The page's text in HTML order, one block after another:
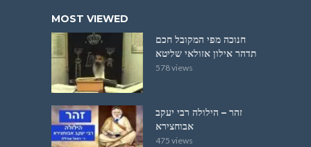
MOST VIEWED
חנוכה מפי המקובל חכם
תדהר אילון אזולאי שליטא
578 views
זהר – הילולה רבי יעקב
אבוחצירא
475 views